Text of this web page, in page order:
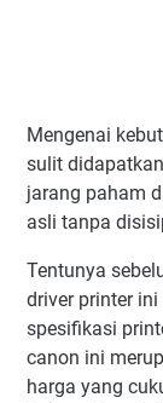
Mengenai
sulit
jarang paham
asli tanpa
Tentunya
driver printer
spesifikasi
canon ini
harga yang